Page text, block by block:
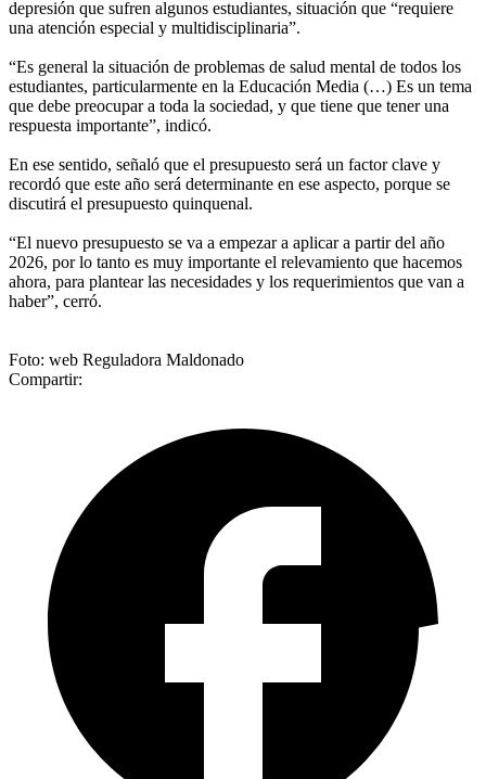
depresión que sufren algunos estudiantes, situación que “requiere
una atención especial y multidisciplinaria”.
“Es general la situación de problemas de salud mental de todos los
estudiantes, particularmente en la Educación Media (…) Es un tema
que debe preocupar a toda la sociedad, y que tiene que tener una
respuesta importante”, indicó.
En ese sentido, señaló que el presupuesto será un factor clave y
recordó que este año será determinante en ese aspecto, porque se
discutirá el presupuesto quinquenal.
“El nuevo presupuesto se va a empezar a aplicar a partir del año
2026, por lo tanto es muy importante el relevamiento que hacemos
ahora, para plantear las necesidades y los requerimientos que van a
haber”, cerró.
Foto: web Reguladora Maldonado
Compartir: